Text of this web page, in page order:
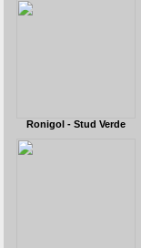
Ronigol - Stud Verde